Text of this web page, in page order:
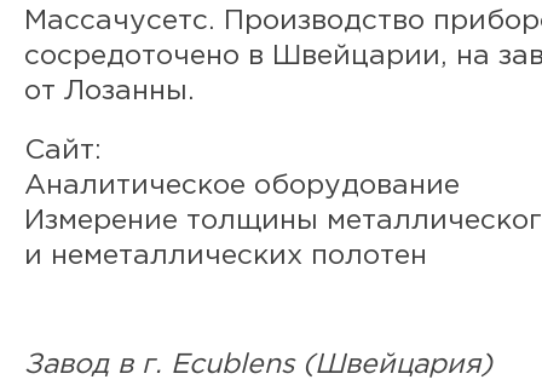
Массачусетс. Производство
сосредоточено в Швейцарии, на
от Лозанны.
Сайт:
Аналитическое оборудование
Измерение толщины
и неметаллических полотен
Завод в г. Ecublens (Швейцария)